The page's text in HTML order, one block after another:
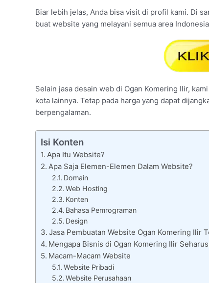
Biar lebih jelas, Anda bisa visit di profil kami. Di
buat website yang melayani semua area
Selain jasa desain web di Ogan Komering Ilir,
kota lainnya. Tetap pada harga yang dapat
berpengalaman.
Isi Konten
Apa Itu Website?
Apa Saja Elemen-Elemen Dalam Website?
Domain
Web Hosting
Konten
Bahasa Pemrograman
Design
Jasa Pembuatan Website Ogan Komering Ilir
Mengapa Bisnis di Ogan Komering Ilir
Macam-Macam Website
Website Pribadi
Website Perusahaan